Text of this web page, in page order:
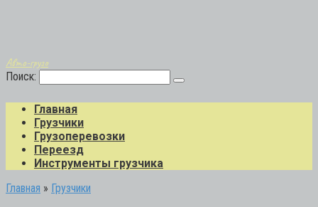
Авто-грузо
Поиск:
Главная
Грузчики
Грузоперевозки
Переезд
Инструменты грузчика
Главная » Грузчики